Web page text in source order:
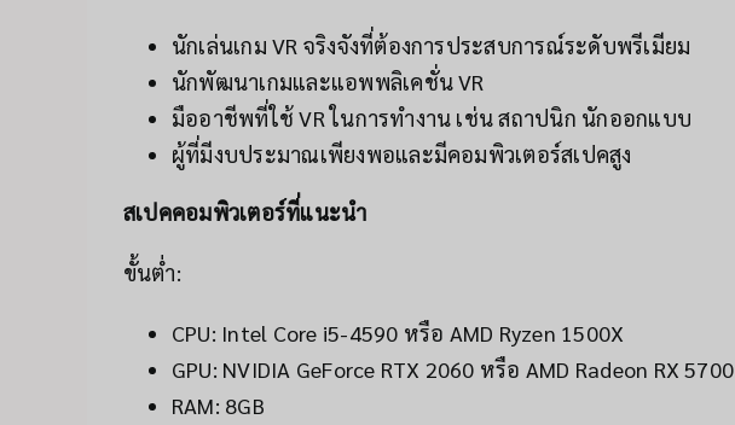
นักเล่นเกม VR จริงจังที่ต้องการประสบการณ์ระดับพรีเมียม
นักพัฒนาเกมและแอพพลิเคชั่น VR
มืออาชีพที่ใช้ VR ในการทำงาน เช่น สถาปนิก นักออกแบบ
ผู้ที่มีงบประมาณเพียงพอและมีคอมพิวเตอร์สเปคสูง
สเปคคอมพิวเตอร์ที่แนะนำ
ขั้นต่ำ:
CPU: Intel Core i5-4590 หรือ AMD Ryzen 1500X
GPU: NVIDIA GeForce RTX 2060 หรือ AMD Radeon RX 5700
RAM: 8GB